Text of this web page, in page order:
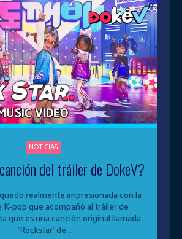
NOTICIAS
del tráiler de DokeV?
realmente impresionada con la
K-pop que acompañó al tráiler de
que es una canción original llamada
'Rockstar' de...